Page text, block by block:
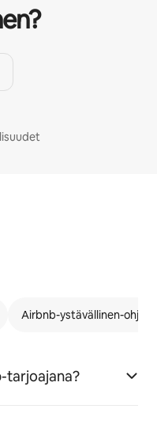
Airbnb-ystävällinen-
tarjoajana?